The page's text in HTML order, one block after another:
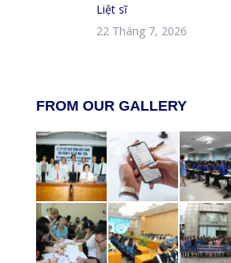
Liệt sĩ
22 Tháng 7, 2026
FROM OUR GALLERY